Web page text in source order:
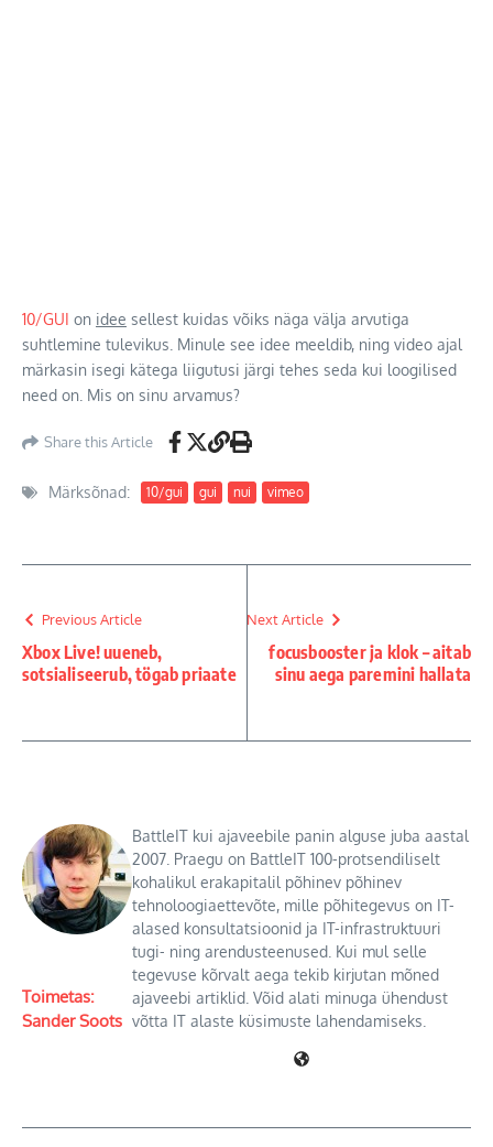
10/GUI on idee sellest kuidas võiks näga välja arvutiga
suhtlemine tulevikus. Minule see idee meeldib, ning video ajal
märkasin isegi kätega liigutusi järgi tehes seda kui loogilised
need on. Mis on sinu arvamus?
Share this Article
Märksõnad: 10/gui gui nui vimeo
Previous Article
Xbox Live! uueneb,
sotsialiseerub, tögab priaate
Next Article
focusbooster ja klok – aitab
sinu aega paremini hallata
Toimetas:
Sander Soots
BattleIT kui ajaveebile panin alguse juba aastal
2007. Praegu on BattleIT 100-protsendiliselt
kohalikul erakapitalil põhinev põhinev
tehnoloogiaettevõte, mille põhitegevus on IT-
alased konsultatsioonid ja IT-infrastruktuuri
tugi- ning arendusteenused. Kui mul selle
tegevuse kõrvalt aega tekib kirjutan mõned
ajaveebi artiklid. Võid alati minuga ühendust
võtta IT alaste küsimuste lahendamiseks.